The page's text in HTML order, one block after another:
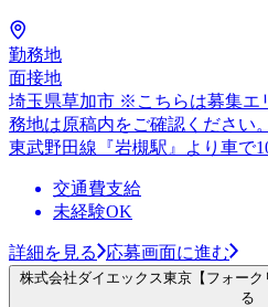
勤務地
面接地
埼玉県草加市 ※こちらは募集エ
務地は原稿内をご確認ください。
東武野田線『岩槻駅』より車で
交通費支給
未経験OK
詳細を見る 応募画面に進む
株式会社ダイエックス東京【フォー
る